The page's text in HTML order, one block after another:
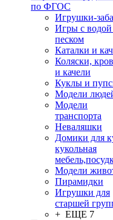
по ФГОС
Игрушки-
Игры с водой
песком
Каталки и
Коляски,
и качели
Куклы и
Модели
Модели
транспорта
Неваляшки
Домики для
кукольная
Модели
Пирамидки
Игрушки для
старшей
+ ЕЩЕ 7